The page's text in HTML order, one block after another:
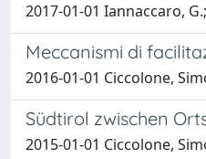
2017-01-01 Iannaccaro,
Meccanismi di
2016-01-01 Ciccolone,
Südtirol zwischen
2015-01-01 Ciccolone,